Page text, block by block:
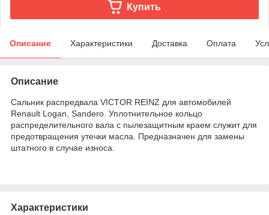
Купить
Описание Характеристики Доставка Оплата
Описание
Сальник распредвала VICTOR REINZ для автомобилей
Renault Logan, Sandero. Уплотнительное кольцо
распределительного вала с пылезащитным краем служит для
предотвращения утечки масла. Предназначен для замены
штатного в случае износа.
Характеристики